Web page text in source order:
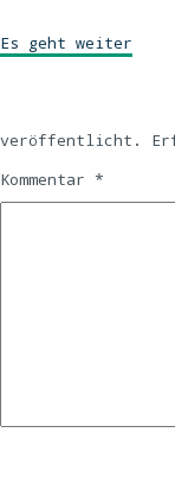
Es geht weiter
veröffentlicht.
Kommentar *